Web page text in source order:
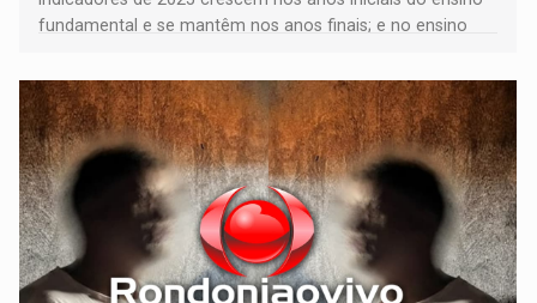
fundamental e se mantêm nos anos finais; e no ensino